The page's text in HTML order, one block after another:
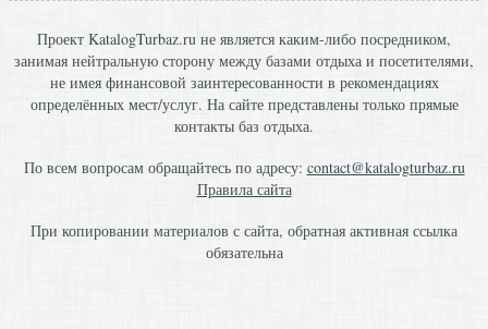
Проект KatalogTurbaz.ru не является каким-либо посредником,
занимая нейтральную сторону между базами отдыха и посетителями,
не имея финансовой заинтересованности в рекомендациях
определённых мест/услуг. На сайте представлены только прямые
контакты баз отдыха.
По всем вопросам обращайтесь по адресу: contact@katalogturbaz.ru
Правила сайта
При копировании материалов с сайта, обратная активная ссылка
обязательна